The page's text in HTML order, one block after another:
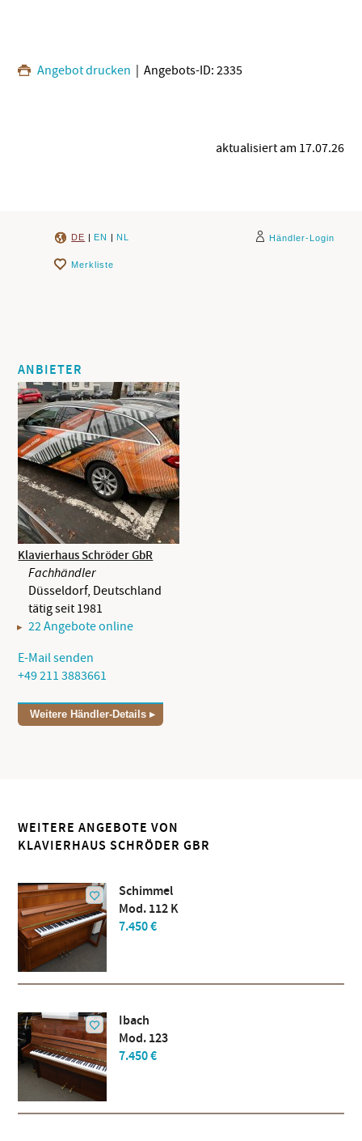
Angebot drucken | Angebots-ID: 2335
aktualisiert am 17.07.26
DE | EN | NL Händler-Login
Merkliste
ANBIETER
Klavierhaus Schröder GbR
Fachhändler
Düsseldorf, Deutschland
tätig seit 1981
22 Angebote online
E-Mail senden
+49 211 3883661
Weitere Händler-Details
WEITERE ANGEBOTE VON
KLAVIERHAUS SCHRÖDER GBR
Schimmel
Mod. 112 K
7.450 €
Ibach
Mod. 123
7.450 €